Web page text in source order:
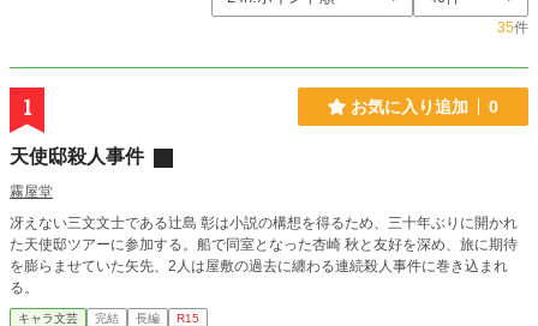
35件
1 お気に入り追加 0
天使邸殺人事件
霧屋堂
冴えない三文文士である辻島 彰は小説の構想を得るため、三十年ぶりに開かれ
た天使邸ツアーに参加する。船で同室となった杏崎 秋と友好を深め、旅に期待
を膨らませていた矢先、2人は屋敷の過去に纏わる連続殺人事件に巻き込まれ
る。
キャラ文芸 完結 長編 R15